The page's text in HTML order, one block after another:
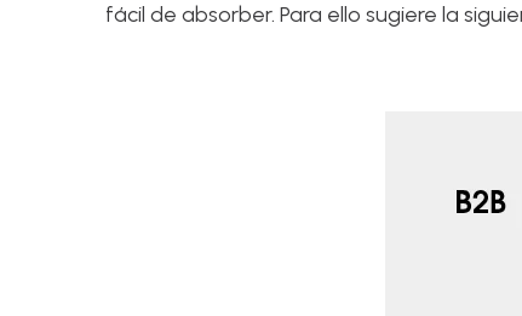
fácil de absorber. Para ello sugiere la